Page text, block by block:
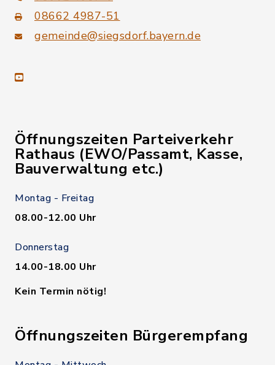
08662 4987-51
gemeinde@siegsdorf.bayern.de
youtube
Öffnungszeiten Parteiverkehr
Rathaus (EWO/Passamt, Kasse,
Bauverwaltung etc.)
Montag - Freitag
08.00-12.00 Uhr
Donnerstag
14.00-18.00 Uhr
Kein Termin nötig!
Öffnungszeiten Bürgerempfang